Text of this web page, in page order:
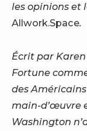
les opinions et
Allwork.Space.
Écrit par
Fortune
des
main-d’œuvre
Washington